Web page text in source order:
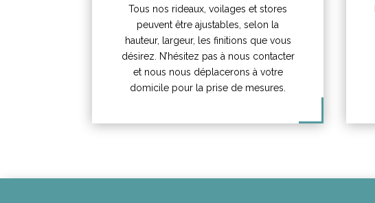
Tous nos rideaux, voilages et stores
peuvent être ajustables, selon la
hauteur, largeur, les finitions que vous
désirez. N’hésitez pas à nous contacter
et nous nous déplacerons à votre
domicile pour la prise de mesures.